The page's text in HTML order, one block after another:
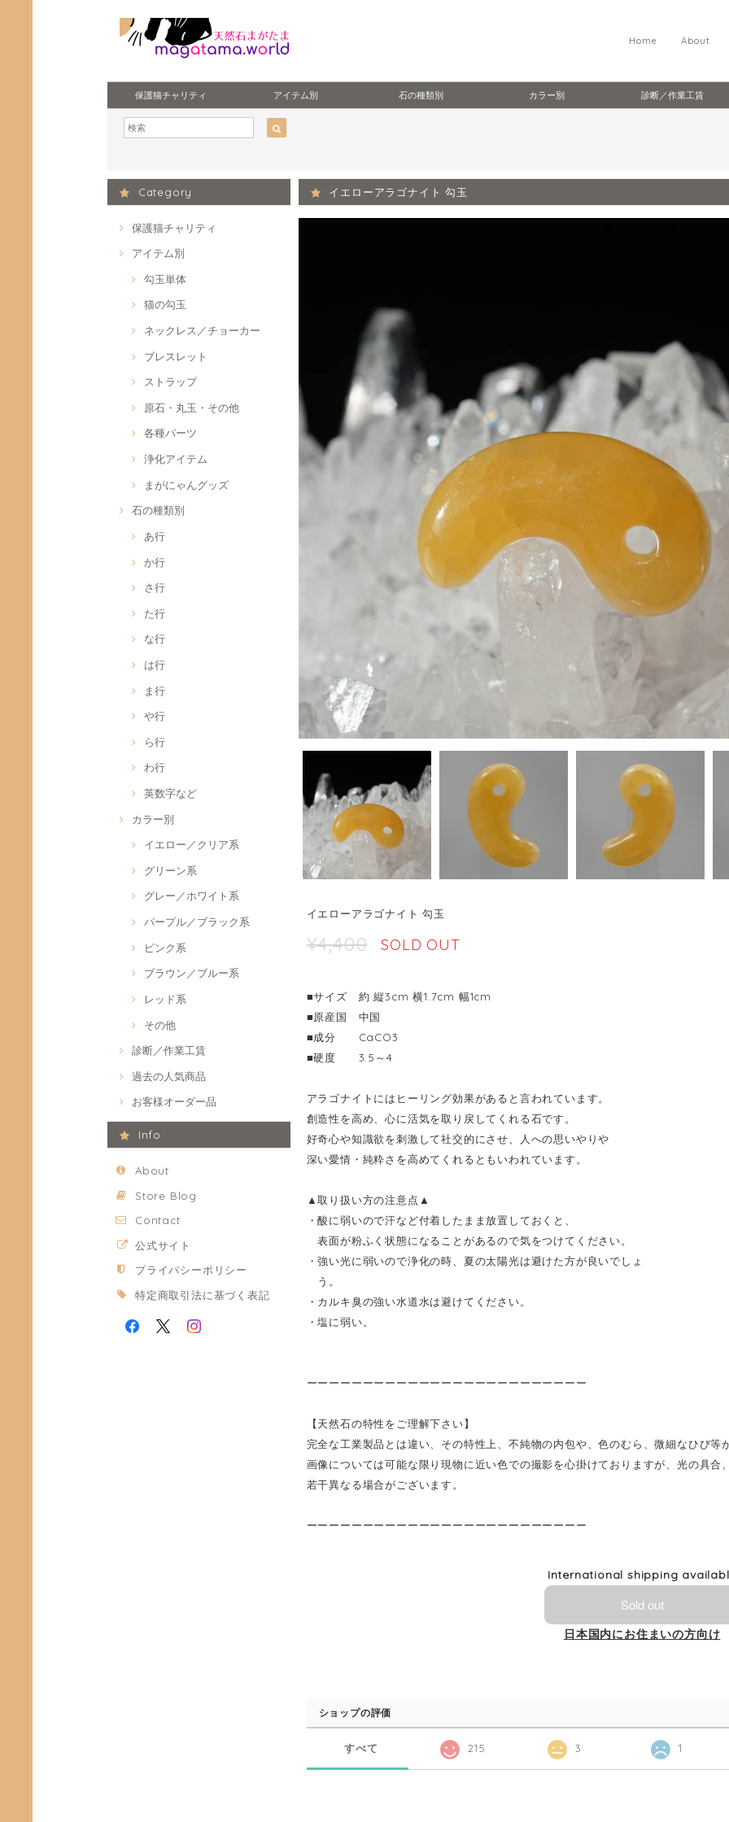
About
Home
保護猫チャリティ アイテム別 石の種類別 カラー別 診断／作業工賃
Category
保護猫チャリティ
アイテム別
勾玉単体
猫の勾玉
ネックレス／チョーカー
ブレスレット
ストラップ
原石・丸玉・その他
各種パーツ
浄化アイテム
まがにゃんグッズ
石の種類別
あ行
か行
さ行
た行
な行
は行
ま行
や行
ら行
わ行
英数字など
カラー別
イエロー／クリア系
グリーン系
グレー／ホワイト系
パープル／ブラック系
ピンク系
ブラウン／ブルー系
レッド系
その他
診断／作業工賃
過去の人気商品
お客様オーダー品
Info
About
Store Blog
Contact
公式サイト
プライバシーポリシー
特定商取引法に基づく表記
イエローアラゴナイト 勾玉
イエローアラゴナイト 勾玉
¥4,400 SOLD OUT
■サイズ 約 縦3cm 横1.7cm 幅1cm
■原産国 中国
■成分 CaCO3
■硬度 3.5～4
アラゴナイトにはヒーリング効果があると言われています。
創造性を高め、心に活気を取り戻してくれる石です。
好奇心や知識欲を刺激して社交的にさせ、人への思いやりや
深い愛情・純粋さを高めてくれるともいわれています。
▲取り扱い方の注意点▲
・酸に弱いので汗など付着したまま放置しておくと、
表面が粉ふく状態になることがあるので気をつけてください。
・強い光に弱いので浄化の時、夏の太陽光は避けた方が良いでしょ
う。
・カルキ臭の強い水道水は避けてください。
・塩に弱い。
ーーーーーーーーーーーーーーーーーーーーーーーーー
【天然石の特性をご理解下さい】
完全な工業製品とは違い、その特性上、不純物の内包や、色のむら、微細なひび等
画像については可能な限り現物に近い色での撮影を心掛けておりますが、光の具
若干異なる場合がございます。
ーーーーーーーーーーーーーーーーーーーーーーーーー
International shipping
Sold out
日本国内にお住まいの方向け
ショップの評価
すべて 215 3 1